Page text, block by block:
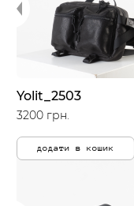
Yolit_2503
3200 грн.
додати в кошик